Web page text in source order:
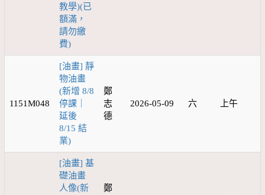
教學)(已
額滿，
請勿繳
費)
1151M048
[油畫] 靜
物油畫
(新增 8/8
停課｜
延後
8/15 結
業)
鄭
志
德
2026-05-09 六 上午
[油畫] 基
礎油畫
人像(新
鄭